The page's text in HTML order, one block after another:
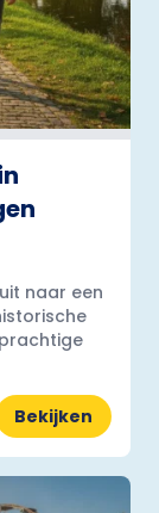
naar een
Bekijken